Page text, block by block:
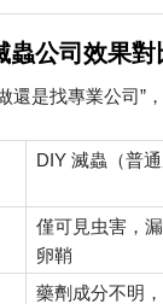
蟲公司效果對
還是找專業公司 ”
DIY 滅蟲（普通
僅可見虫害，
卵鞘
藥劑成分不明